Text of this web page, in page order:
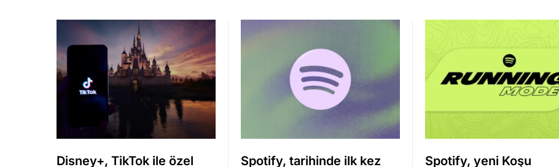
Disney+, TikTok ile özel Spotify, tarihinde ilk kez Spotify, yeni Koşu